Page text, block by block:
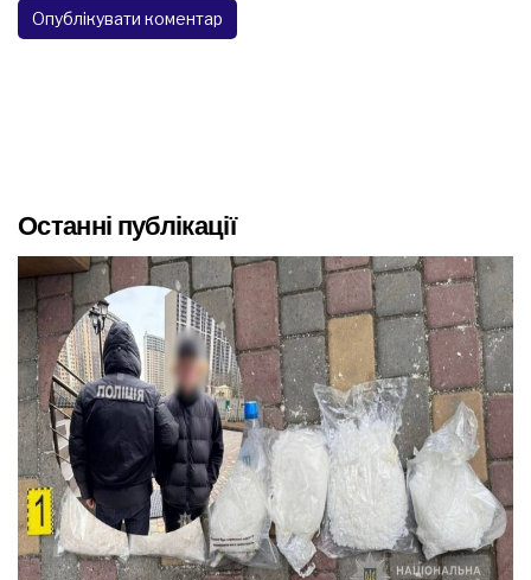
Останні публікації